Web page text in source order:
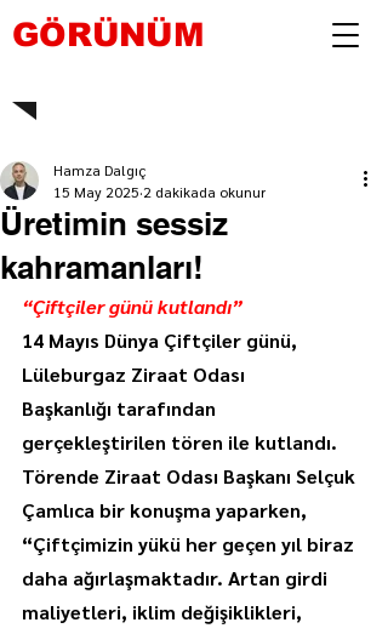
GÖRÜNÜM
Üretimin sessiz
kahramanları!
Hamza Dalgıç
15 May 2025 2 dakikada okunur
“Çiftçiler günü kutlandı”
14 Mayıs Dünya Çiftçiler günü,
Lüleburgaz Ziraat Odası
Başkanlığı tarafından
gerçekleştirilen tören ile kutlandı.
Törende Ziraat Odası Başkanı Selçuk
Çamlıca bir konuşma yaparken,
“Çiftçimizin yükü her geçen yıl biraz
daha ağırlaşmaktadır. Artan girdi
maliyetleri, iklim değişiklikleri,